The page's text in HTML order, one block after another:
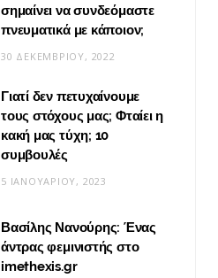
σημαίνει να συνδεόμαστε
πνευματικά με κάποιον;
30 ΔΕΚΕΜΒΡΊΟΥ, 2022
Γιατί δεν πετυχαίνουμε
τους στόχους μας; Φταίει η
κακή μας τύχη; 10
συμβουλές
5 ΙΑΝΟΥΑΡΊΟΥ, 2023
Βασίλης Νανούρης: Ένας
άντρας φεμινιστής στο
imethexis.gr